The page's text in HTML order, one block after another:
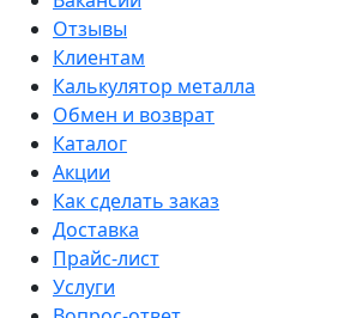
Отзывы
Клиентам
Калькулятор металла
Обмен и возврат
Каталог
Акции
Как сделать заказ
Доставка
Прайс-лист
Услуги